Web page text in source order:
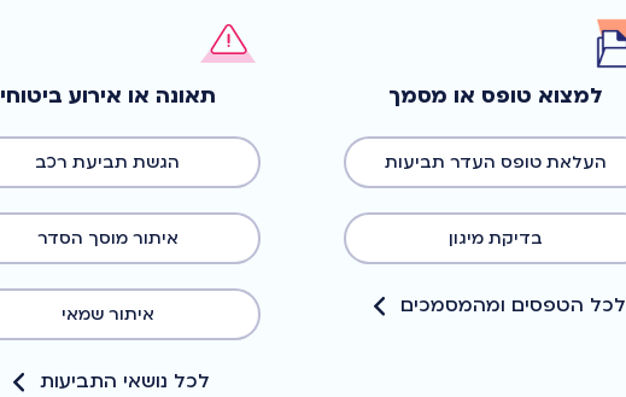
למצוא טופס או מסמך
העלאת טופס העדר תביעות
בדיקת מיגון
לכל הטפסים ומהמסמכים
תאונה או אירוע ביטוחי
הגשת תביעת רכב
איתור מוסך הסדר
איתור שמאי
לכל נושאי התביעות